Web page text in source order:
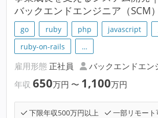
バックエンドエンジニア（SCM）
go ruby php javascript
ruby-on-rails
…
雇用形態 正社員 バックエンドエン
年収 650万円 〜 1,100万円
下限年収500万円以上
一部リモート